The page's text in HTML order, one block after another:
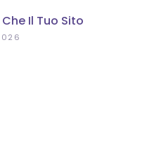
Il Tuo Sito
Di Un